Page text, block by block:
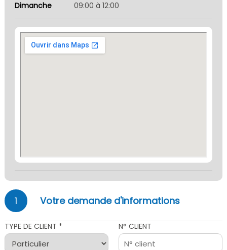
Dimanche 09:00 à 12:00
1 Votre demande d'informations
TYPE DE CLIENT * N° CLIENT